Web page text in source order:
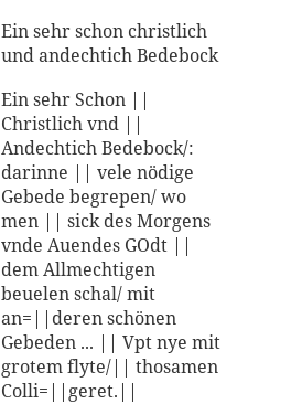
Ein sehr schon christlich
und andechtich Bedebock
Ein sehr Schon ||
Christlich vnd ||
Andechtich Bedebock/:
darinne || vele nödige
Gebede begrepen/ wo
men || sick des Morgens
vnde Auendes GOdt ||
dem Allmechtigen
beuelen schal/ mit
an=||deren schönen
Gebeden ... || Vpt nye mit
grotem flyte/|| thosamen
Colli=||geret.||